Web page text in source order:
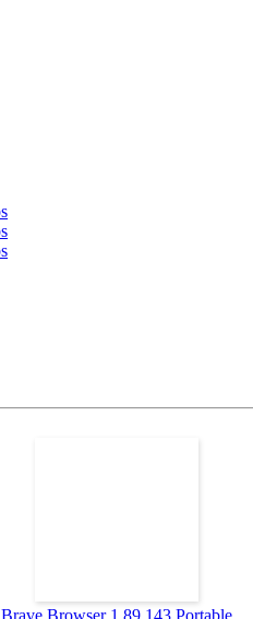
Brave Browser 1.89.143 Portable